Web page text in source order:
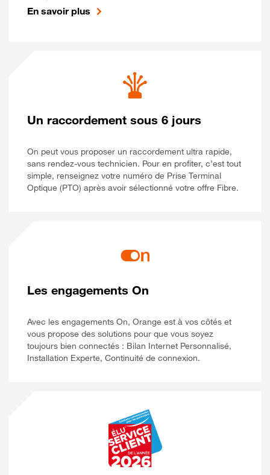
En savoir plus
Un raccordement sous 6 jours
On peut vous proposer un raccordement ultra rapide,
sans rendez-vous technicien. Pour en profiter, c’est tout
simple, renseignez votre numéro de Prise Terminal
Optique (PTO) après avoir sélectionné votre offre Fibre.
Les engagements On
Avec les engagements On, Orange est à vos côtés et
vous propose des solutions pour que vous soyez
toujours bien connectés : Bilan Internet Personnalisé,
Installation Experte, Continuité de connexion.